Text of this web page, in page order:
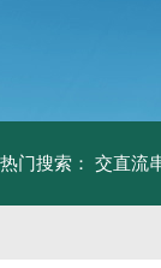
热门搜索： 交直流